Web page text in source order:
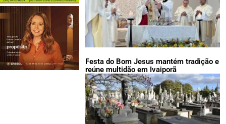
Festa do Bom Jesus mantém tradição e
reúne multidão em Ivaiporã